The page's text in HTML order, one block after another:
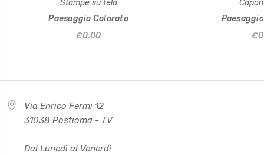
Stampe su tela
Paesaggio Colorato
€0.00
Via Enrico Fermi 12
31038 Postioma - TV
Dal Lunedì al Venerdì